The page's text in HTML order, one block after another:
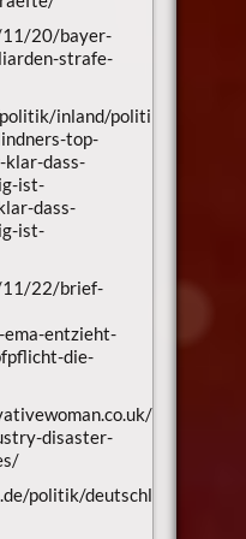
20/bayer-
strafe-
inland/politik-
top-
klar-dass-
ist-
dass-
ist-
22/brief-
ema-entzieht-
die-
pilot-
disaster-
politik/deutschland/2023/